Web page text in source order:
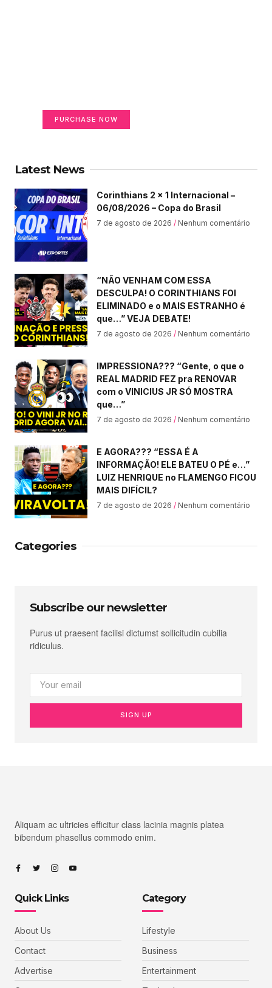
PURCHASE NOW
Latest News
Corinthians 2 x 1 Internacional –
06/08/2026 – Copa do Brasil
7 de agosto de 2026 Nenhum comentário
“NÃO VENHAM COM ESSA
DESCULPA! O CORINTHIANS FOI
ELIMINADO e o MAIS ESTRANHO é
que…” VEJA DEBATE!
7 de agosto de 2026 Nenhum comentário
IMPRESSIONA??? “Gente, o que o
REAL MADRID FEZ pra RENOVAR
com o VINICIUS JR SÓ MOSTRA
que…”
7 de agosto de 2026 Nenhum comentário
E AGORA??? “ESSA É A
INFORMAÇÃO! ELE BATEU O PÉ e…”
LUIZ HENRIQUE no FLAMENGO FICOU
MAIS DIFÍCIL?
7 de agosto de 2026 Nenhum comentário
Categories
Subscribe our newsletter
Purus ut praesent facilisi dictumst sollicitudin cubilia
ridiculus.
SIGN UP
Aliquam ac ultricies efficitur class lacinia magnis platea
bibendum phasellus commodo enim.
Quick Links
About Us
Contact
Advertise
Category
Lifestyle
Business
Entertainment